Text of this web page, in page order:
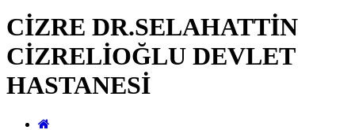
CİZRE DR.SELAHATTİN
CİZRELİOĞLU DEVLET
HASTANESİ